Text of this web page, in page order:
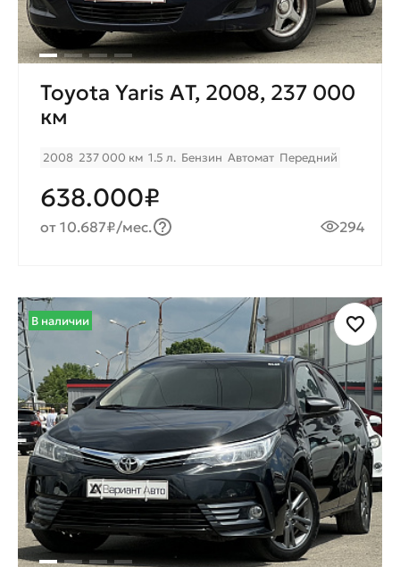
Toyota Yaris AТ, 2008, 237 000
км
2008 237 000 км 1.5 л. Бензин Автомат Передний
638.000₽
от 10.687₽/мес. 294
В наличии